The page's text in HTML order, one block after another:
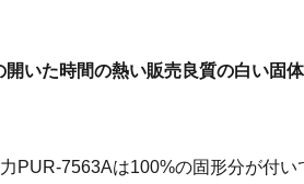
開いた時間の熱い販売良質の白い
PUR-7563Aは100%の固形分が付い